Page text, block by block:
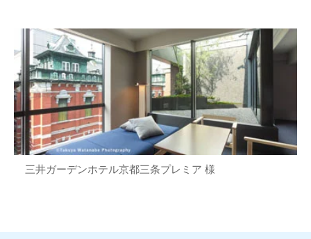
三井ガーデンホテル京都三条プレミア 様